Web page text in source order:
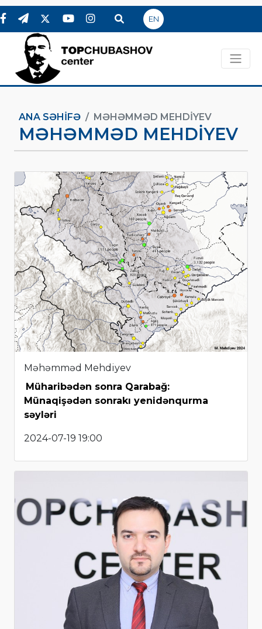
EN
ANA SƏHIFƏ MƏHƏMMƏD MEHDIYEV
MƏHƏMMƏD MEHDIYEV
Məhəmməd Mehdiyev
Müharibədən sonra Qarabağ:
Münaqişədən sonrakı yenidənqurma
səyləri
2024-07-19 19:00